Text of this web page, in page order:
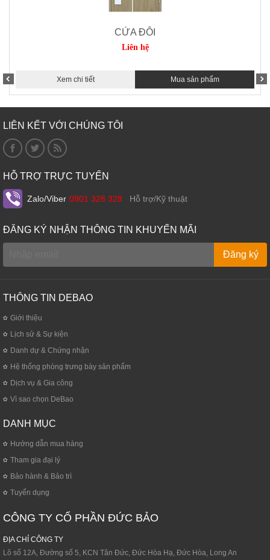
CỬA ĐÔI
Liên hệ
Xem chi tiết Mua sản phẩm
LIÊN KẾT VỚI CHÚNG TÔI
HỖ TRỢ TRỰC TUYẾN
Zalo/Viber 0901 328 328 Hỗ trợ/Kỹ thuật
ĐĂNG KÝ NHẬN THÔNG TIN KHUYẾN MÃI
THÔNG TIN DEBAO
Giới thiệu
Lịch sử & Sự kiện
Danh dự & Chứng nhận
Hệ thống phòng trưng bày sản phẩm
Dịch vụ & Gia công
Vì sao chọn DeBao
DANH MỤC
Hướng dẫn mua hàng
Tham gia đại lý
Bảo hành & Bảo trì
Tuyển dụng
CÔNG TY CỔ PHẦN ĐỨC BẢO
ĐỊA CHỈ CÔNG TY
Lô số 12A, Đường số 5, KCN Tân Đức, Đức Hòa Hạ, Đức Hòa, Long An